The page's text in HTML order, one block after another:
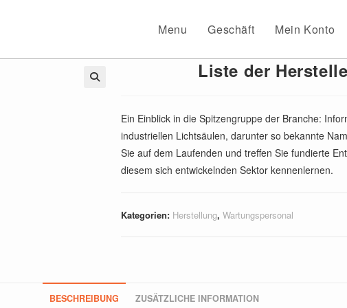
Menu Geschäft Mein Konto
Liste der
Ein Einblick in die Spitzengruppe der Branche:
industriellen Lichtsäulen, darunter so bekannte
Sie auf dem Laufenden und treffen Sie fundierte
diesem sich entwickelnden Sektor kennenlernen.
Kategorien: Herstellung, Wartungspersonal
BESCHREIBUNG ZUSÄTZLICHE INFORMATION